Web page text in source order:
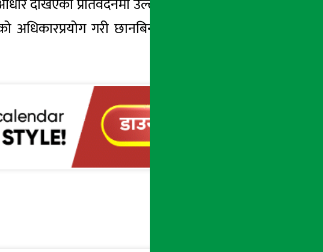
देखिएको प्रतिवेदनमा उल्लेख समेत भएको थियो । गत
गरी छानबिन कारबाही टुंगो लगाउनुपर्ने’